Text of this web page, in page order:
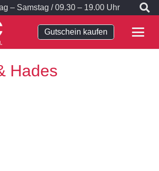
– Samstag / 09.30 – 19.00 Uhr
Gutschein kaufen
Hades